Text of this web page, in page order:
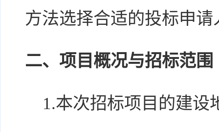
方法选择合适的投标申
二、项目概况与招标范围
1.本次招标项目的建设